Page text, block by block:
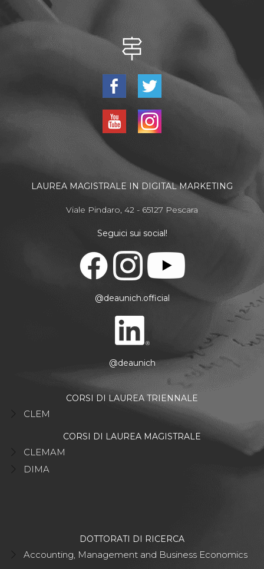
LAUREA MAGISTRALE IN DIGITAL MARKETING
Viale Pindaro, 42 - 65127 Pescara
Seguici sui social!
@deaunich.official
@deaunich
CORSI DI LAUREA TRIENNALE
CLEM
CORSI DI LAUREA MAGISTRALE
CLEMAM
DIMA
DOTTORATI DI RICERCA
Accounting, Management and Business Economics